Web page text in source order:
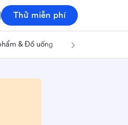
Thử miễn phí
& Đồ uống Công nghệ & IT